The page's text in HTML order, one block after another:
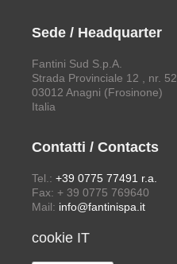
Sede / Headquarter
Fantini Sud S.p.A.
Strada Provinciale 12 , nr. 52
03012 Anagni (Frosinone)
Italia
Contatti / Contacts
Tel.: +39 0775 77491 r.a.
Fax: + 39 0775 769640
Mail: info@fantinispa.it
cookie IT